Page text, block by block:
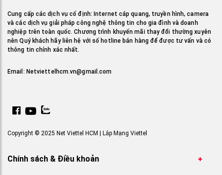
Cung cấp các dịch vụ cố định: Internet cáp quang, truyền hình, camera
và các dịch vụ giải pháp công nghệ thông tin cho gia đình và doanh
nghiệp trên toàn quốc. Chương trình khuyến mãi thay đổi thường xuyên
nên Quý khách hãy liên hệ với số hotline bán hàng để được tư vấn và có
thông tin chính xác nhất.
Email: Netviettelhcm.vn@gmail.com
Copyright © 2025 Net Viettel HCM | Lắp Mạng Viettel
Chính sách & Điều khoản